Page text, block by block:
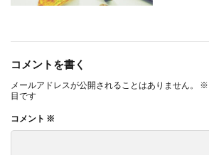
コメントを書く
メールアドレスが公開されることはありません。 ※
目です
コメント ※